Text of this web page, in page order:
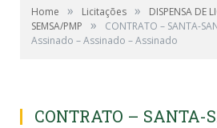
Home » Licitações »
DISPENSA DE
SEMSA/PMP
»
CONTRATO – SANTA-
Assinado – Assinado – Assinado
CONTRATO – SANTA-